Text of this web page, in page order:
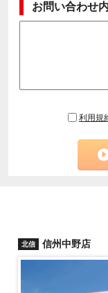
お問い合わせ
利用規
北信 信州中野店